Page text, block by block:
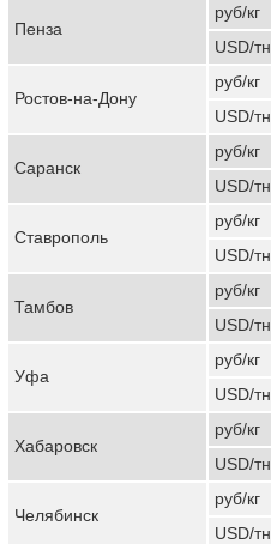
Пенза
руб/кг
USD/тн
Ростов-на-Дону
руб/кг
USD/тн
Саранск
руб/кг
USD/тн
Ставрополь
руб/кг
USD/тн
Тамбов
руб/кг
USD/тн
Уфа
руб/кг
USD/тн
Хабаровск
руб/кг
USD/тн
Челябинск
руб/кг
USD/тн